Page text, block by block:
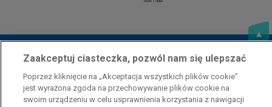
Zaakceptuj ciasteczka, pozwól nam się ulepszać
Poprzez kliknięcie na „Akceptacja wszystkich plików cookie”
jest wyrażona zgoda na przechowywanie plików cookie na
swoim urządzeniu w celu usprawnienia korzystania z nawigacji